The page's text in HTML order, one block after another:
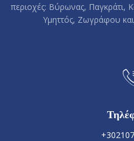
περιοχές: Βύρωνας, Παγκράτι,
Υμηττός, Ζωγράφου